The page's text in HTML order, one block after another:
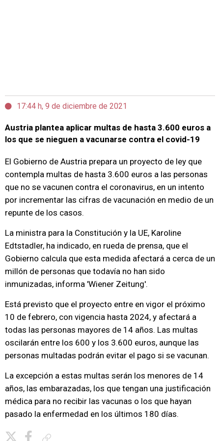
17:44 h, 9 de diciembre de 2021
Austria plantea aplicar multas de hasta 3.600 euros a
los que se nieguen a vacunarse contra el covid-19
El Gobierno de Austria prepara un proyecto de ley que
contempla multas de hasta 3.600 euros a las personas
que no se vacunen contra el coronavirus, en un intento
por incrementar las cifras de vacunación en medio de un
repunte de los casos.
La ministra para la Constitución y la UE, Karoline
Edtstadler, ha indicado, en rueda de prensa, que el
Gobierno calcula que esta medida afectará a cerca de un
millón de personas que todavía no han sido
inmunizadas, informa 'Wiener Zeitung'.
Está previsto que el proyecto entre en vigor el próximo
10 de febrero, con vigencia hasta 2024, y afectará a
todas las personas mayores de 14 años. Las multas
oscilarán entre los 600 y los 3.600 euros, aunque las
personas multadas podrán evitar el pago si se vacunan.
La excepción a estas multas serán los menores de 14
años, las embarazadas, los que tengan una justificación
médica para no recibir las vacunas o los que hayan
pasado la enfermedad en los últimos 180 días.